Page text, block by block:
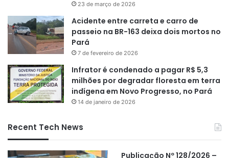
23 de março de 2026
Acidente entre carreta e carro de
passeio na BR-163 deixa dois mortos no
Pará
7 de fevereiro de 2026
Infrator é condenado a pagar R$ 5,3
milhões por degradar floresta em terra
indígena em Novo Progresso, no Pará
14 de janeiro de 2026
Recent Tech News
Publicação Nº 128/2026 –